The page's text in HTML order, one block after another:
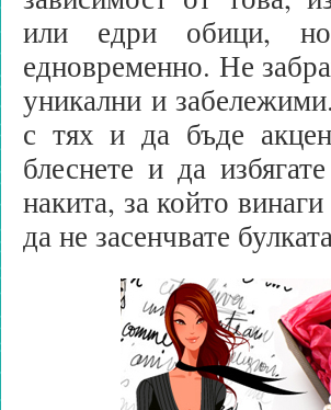
или едри обици,
едновременно. Не
уникални и
с тях и да бъде
блеснете и да
накита, за който
да не засенчвате